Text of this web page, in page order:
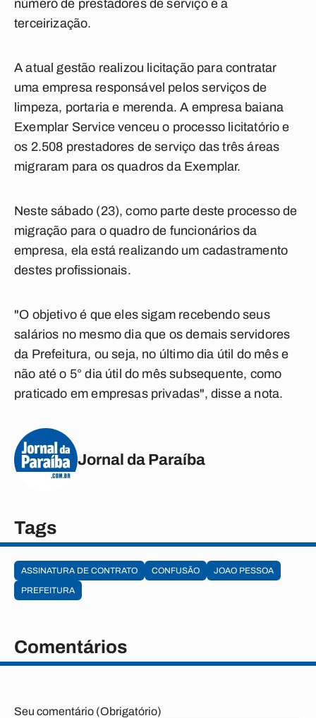
número de prestadores de serviço e a
terceirização.
A atual gestão realizou licitação para contratar
uma empresa responsável pelos serviços de
limpeza, portaria e merenda. A empresa baiana
Exemplar Service venceu o processo licitatório e
os 2.508 prestadores de serviço das três áreas
migraram para os quadros da Exemplar.
Neste sábado (23), como parte deste processo de
migração para o quadro de funcionários da
empresa, ela está realizando um cadastramento
destes profissionais.
"O objetivo é que eles sigam recebendo seus
salários no mesmo dia que os demais servidores
da Prefeitura, ou seja, no último dia útil do mês e
não até o 5° dia útil do mês subsequente, como
praticado em empresas privadas", disse a nota.
Jornal da Paraíba
Tags
ASSINATURA DE CONTRATO CONFUSÃO
JOAO PESSOA
PREFEITURA
Comentários
Seu comentário (Obrigatório)